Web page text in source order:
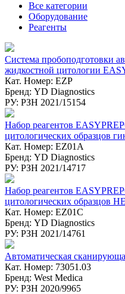
Все категории
Оборудование
Реагенты
Система пробоподготовки
жидкостной цитологии
Кат. Номер: EZP
Бренд: YD Diagnostics
РУ: РЗН 2021/15154
Набор реагентов
цитологических образцов
Кат. Номер: EZ01A
Бренд: YD Diagnostics
РУ: РЗН 2021/14717
Набор реагентов
цитологических образцов
Кат. Номер: EZ01C
Бренд: YD Diagnostics
РУ: РЗН 2021/14761
Автоматическая
Кат. Номер: 73051.03
Бренд: West Medica
РУ: РЗН 2020/9965